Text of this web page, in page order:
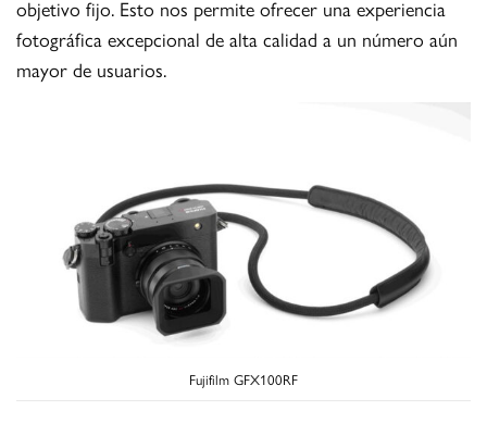
objetivo fijo. Esto nos permite ofrecer una experiencia
fotográfica excepcional de alta calidad a un número aún
mayor de usuarios.
Fujifilm GFX100RF